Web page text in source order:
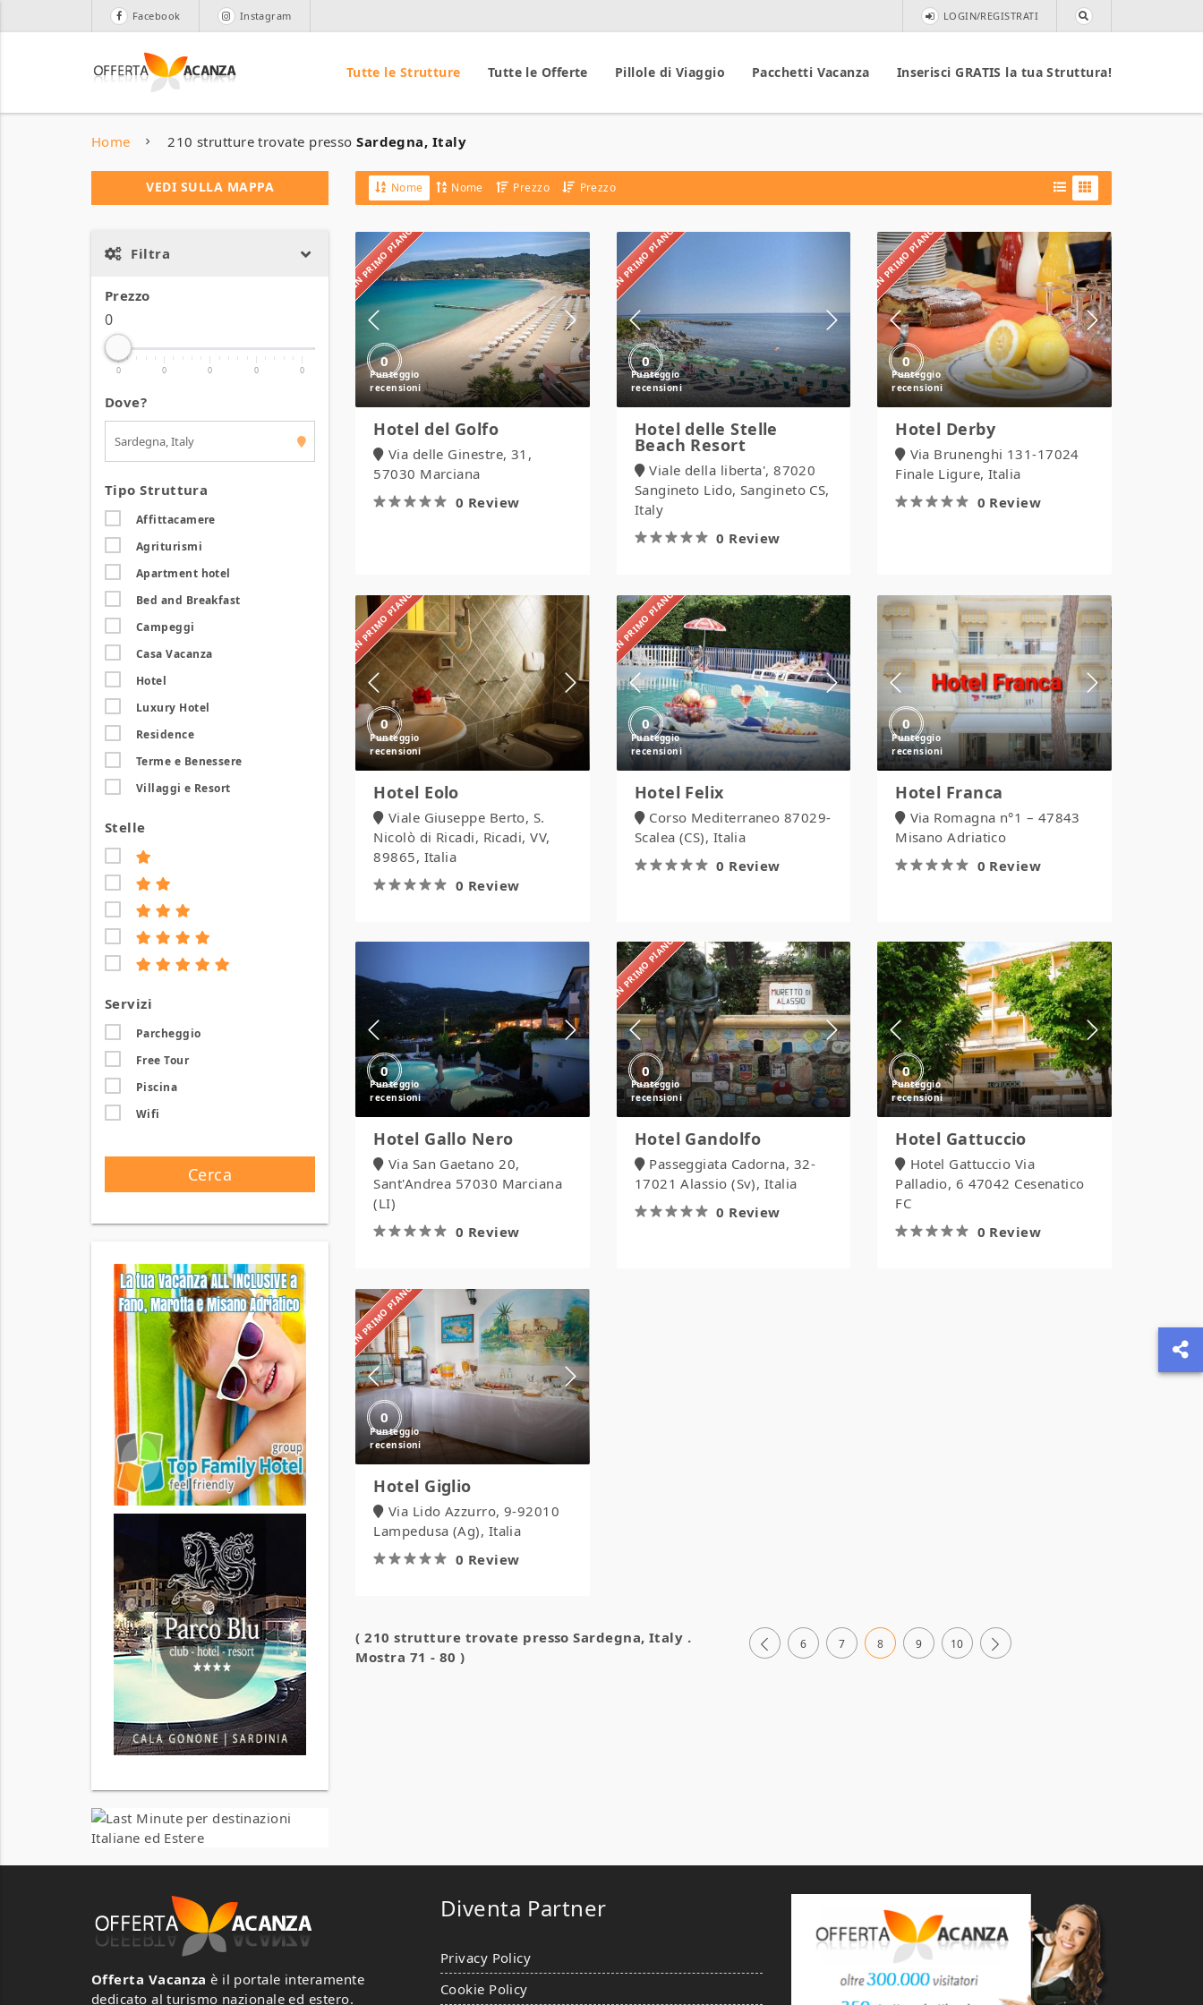
Facebook Instagram LOGIN/REGISTRATI
Tutte le Strutture Tutte le Offerte Pillole di Viaggio Pacchetti Vacanza Inserisci GRATIS la tua Struttura!
Home 210 strutture trovate pressoSardegna, Italy
VEDI SULLA MAPPA
Filtra
Prezzo
0
0 0 0 0 0
Dove?
Tipo Struttura
Affittacamere
Agriturismi
Apartment hotel
Bed and Breakfast
Campeggi
Casa Vacanza
Hotel
Luxury Hotel
Residence
Terme e Benessere
Villaggi e Resort
Stelle
Servizi
Parcheggio
Free Tour
Piscina
Wifi
Cerca
Nome Nome Prezzo Prezzo
IN PRIMO PIANO
0
del
Golfo
Hotel del Golfo
Via delle Ginestre, 31,
57030 Marciana
0 Review
IN PRIMO PIANO
0
Resort
Hotel delle Stelle
Beach Resort
Viale della liberta', 87020
Sangineto Lido, Sangineto CS,
Italy
0 Review
IN PRIMO PIANO
0
Hotel
Derby
Hotel Derby
Via Brunenghi 131-17024
Finale Ligure, Italia
0 Review
IN PRIMO PIANO
0
Hotel
Eolo
Hotel Eolo
Viale Giuseppe Berto, S.
Nicolò di Ricadi, Ricadi, VV,
89865, Italia
0 Review
IN PRIMO PIANO
0
Hotel
Felix
Hotel Felix
Corso Mediterraneo 87029-
Scalea (CS), Italia
0 Review
0
Hotel
Franca
Hotel Franca
Via Romagna n°1 – 47843
Misano Adriatico
0 Review
0
Nero
Hotel Gallo Nero
Via San Gaetano 20,
Sant'Andrea 57030 Marciana
(LI)
0 Review
IN PRIMO PIANO
0
Hotel
Gandolfo
Hotel Gandolfo
Passeggiata Cadorna, 32-
17021 Alassio (Sv), Italia
0 Review
0
Hotel
Gattuccio
Hotel Gattuccio
Hotel Gattuccio Via
Palladio, 6 47042 Cesenatico
FC
0 Review
IN PRIMO PIANO
0
Giglio
Hotel Giglio
Via Lido Azzurro, 9-92010
Lampedusa (Ag), Italia
0 Review
( 210 strutture trovate pressoSardegna, Italy .
Mostra 71 - 80 )
6 7 8 9 10
Offerta Vacanza è il portale interamente
dedicato al turismo nazionale ed estero.
Diventa Partner
Privacy Policy
Cookie Policy